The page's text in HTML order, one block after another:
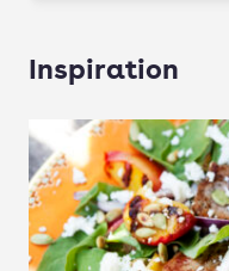
Inspiration